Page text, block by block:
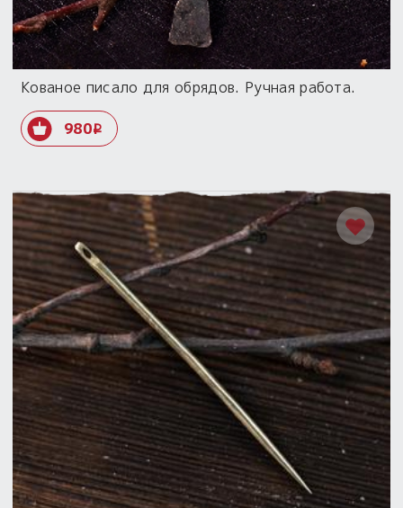
Кованое писало для обрядов. Ручная работа.
980i